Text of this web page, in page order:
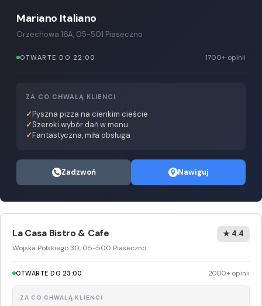
Mariano Italiano
Orzechowa 16A, 05-501 Piaseczno
OTWARTE DO 22:00 1700+ opinii
ZA CO CHWALĄ KLIENCI
Pyszna pizza na cienkim cieście
Szeroki wybór dań w menu
Fantastyczna, miła obsługa
Zadzwoń Nawiguj
La Casa Bistro & Cafe
Wojska Polskiego 30, 05-500 Piaseczno
★ 4.4
OTWARTE DO 23:00 2000+ opinii
ZA CO CHWALĄ KLIENCI